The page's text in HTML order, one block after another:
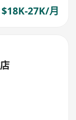
$18K-27K/月